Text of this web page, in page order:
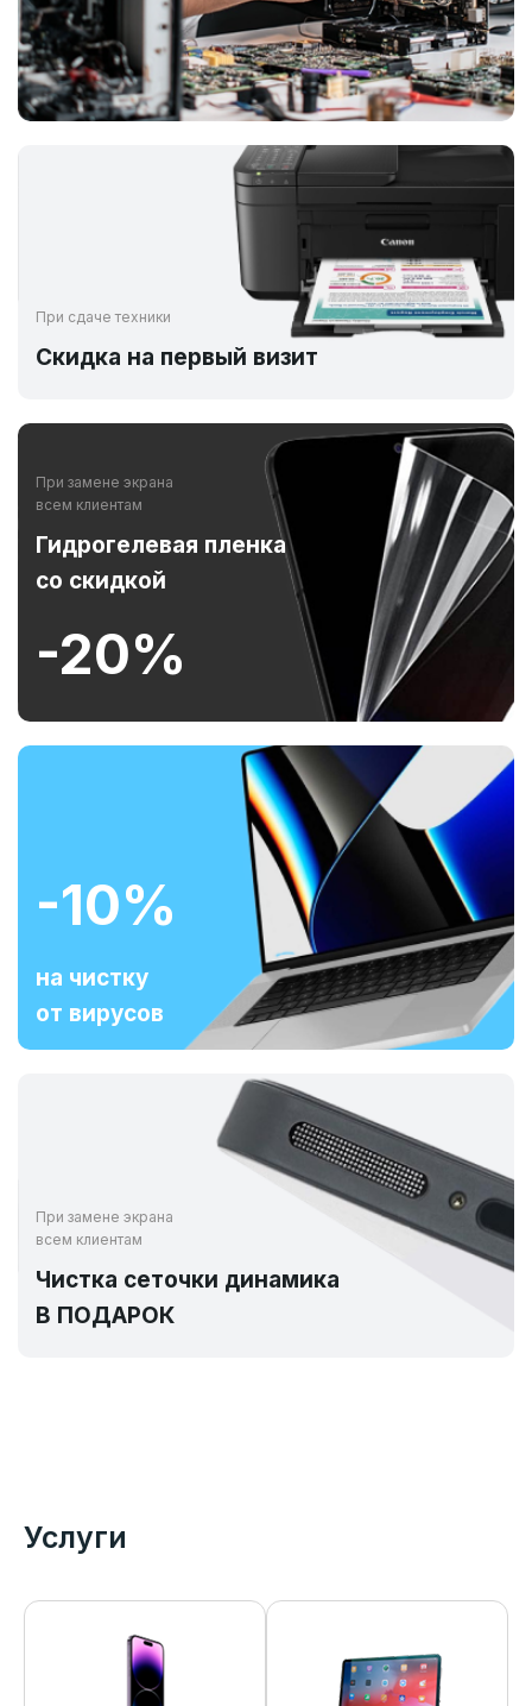
При сдаче техники
Скидка на первый визит
При замене экрана
всем клиентам
Гидрогелевая пленка
со скидкой
-20%
-10%
на чистку
от вирусов
При замене экрана
всем клиентам
Чистка сеточки динамика
В ПОДАРОК
Услуги